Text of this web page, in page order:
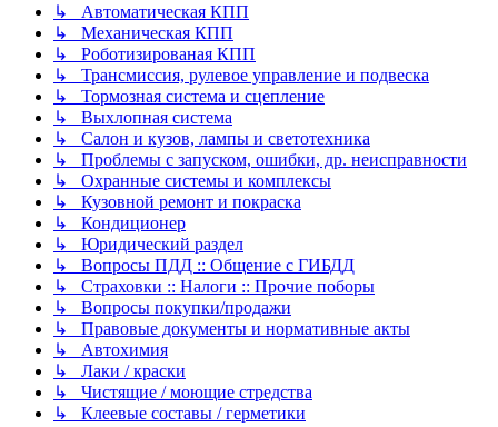
↳ Автоматическая КПП
↳ Механическая КПП
↳ Роботизированая КПП
↳ Трансмиссия, рулевое управление и подвеска
↳ Тормозная система и сцепление
↳ Выхлопная система
↳ Салон и кузов, лампы и светотехника
↳ Проблемы с запуском, ошибки, др. неисправности
↳ Охранные системы и комплексы
↳ Кузовной ремонт и покраска
↳ Кондиционер
↳ Юридический раздел
↳ Вопросы ПДД :: Общение с ГИБДД
↳ Страховки :: Налоги :: Прочие поборы
↳ Вопросы покупки/продажи
↳ Правовые документы и нормативные акты
↳ Автохимия
↳ Лаки / краски
↳ Чистящие / моющие стредства
↳ Клеевые составы / герметики